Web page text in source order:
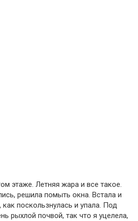
этаже. Летняя жара и все такое.
решила помыть окна. Встала и
поскользнулась и упала. Под
рыхлой почвой, так что я уцелела,